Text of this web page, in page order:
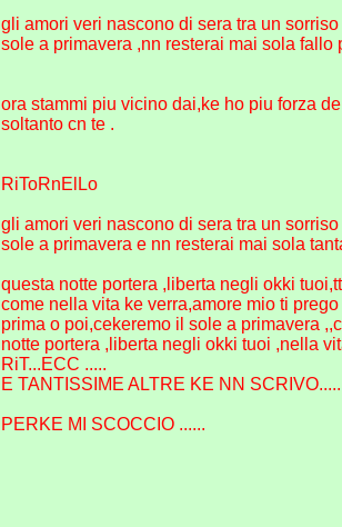
gli amori veri nascono di sera tra un
sole a primavera ,nn resterai mai sola fallo
ora stammi piu vicino dai,ke ho piu forza
soltanto cn te .
RiToRnElLo
gli amori veri nascono di sera tra un
sole a primavera e nn resterai mai sola
questa notte portera ,liberta negli okki
come nella vita ke verra,amore mio ti
prima o poi,cekeremo il sole a primavera
notte portera ,liberta negli okki tuoi ,nella
RiT...ECC .....
E TANTISSIME ALTRE KE NN
PERKE MI SCOCCIO ......